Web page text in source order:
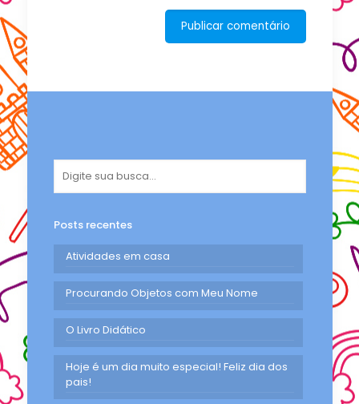
Posts recentes
Atividades em casa
Procurando Objetos com Meu Nome
O Livro Didático
Hoje é um dia muito especial! Feliz dia dos
pais!